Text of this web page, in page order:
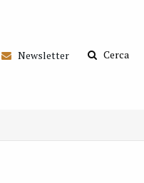
Newsletter Cerca